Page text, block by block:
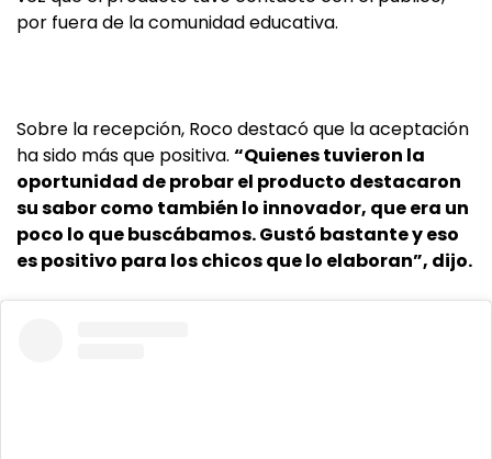
por fuera de la comunidad educativa.
Sobre la recepción, Roco destacó que la aceptación
ha sido más que positiva. “Quienes tuvieron la
oportunidad de probar el producto destacaron
su sabor como también lo innovador, que era un
poco lo que buscábamos. Gustó bastante y eso
es positivo para los chicos que lo elaboran”, dijo.